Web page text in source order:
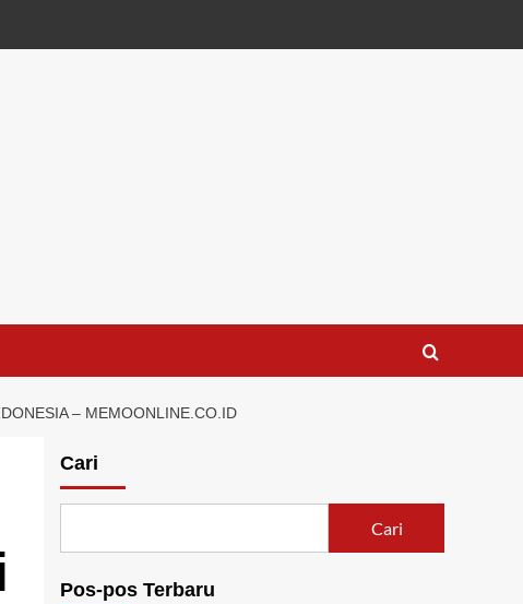
– MEMOONLINE.CO.ID
Cari
Cari
Pos-pos Terbaru